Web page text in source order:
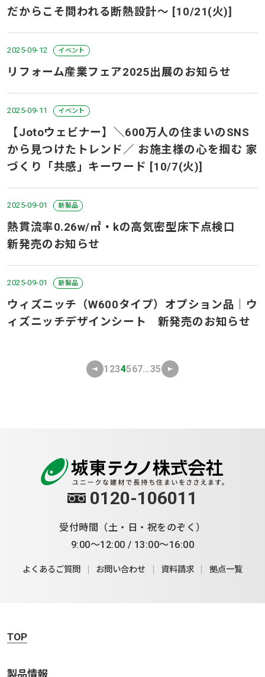
だからこそ問われる断熱設計～ [10/21(火)]
2025-09-12 イベント
リフォーム産業フェア2025出展のお知らせ
2025-09-11 イベント
【Jotoウェビナー】＼600万人の住まいのSNS
から見つけたトレンド／ お施主様の心を掴む 家
づくり「共感」キーワード [10/7(火)]
2025-09-01 新製品
熱貫流率0.26w/㎡・kの高気密型床下点検口
新発売のお知らせ
2025-09-01 新製品
ウィズニッチ（W600タイプ）オプション品｜ウ
ィズニッチデザインシート 新発売のお知らせ
1 234567…35
0120-106011
受付時間（土・日・祝をのぞく）
9:00～12:00 / 13:00～16:00
よくあるご質問 お問い合わせ 資料請求 拠点一覧
TOP
製品情報